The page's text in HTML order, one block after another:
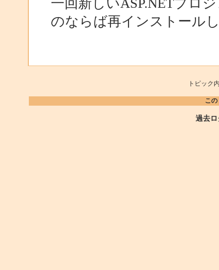
一回新しいASP.NETプロ
のならば再インストール
トピッ
こ
過去